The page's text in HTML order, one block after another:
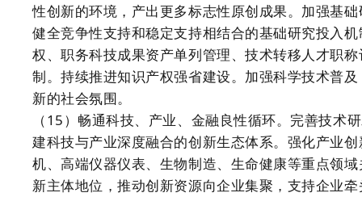
性创新的环境，产出更多标志性原创成果。加强基
健全竞争性支持和稳定支持相结合的基础研究投入
权、职务科技成果资产单列管理、技术转移人才职
制。持续推进知识产权强省建设。加强科学技术普
新的社会氛围。
（15）畅通科技、产业、金融良性循环。完善技术
建科技与产业深度融合的创新生态体系。强化产业
机、高端仪器仪表、生物制造、生命健康等重点领
新主体地位，推动创新资源向企业集聚，支持企业